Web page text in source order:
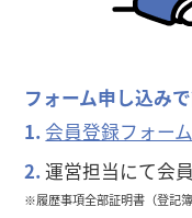
フォーム申し込み
1. 会員登録フォーム
2.運営担当にて会
※履歴事項全部証明書（登記